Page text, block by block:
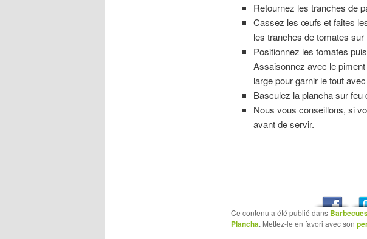
Retournez les tranches de
Cassez les œufs et faites
les tranches de tomates
Positionnez les tomates
Assaisonnez avec le
large pour garnir le tout
Basculez la plancha sur
Nous vous conseillons, si
avant de servir.
Ce contenu a été publié dans
Plancha. Mettez-le en favori avec son